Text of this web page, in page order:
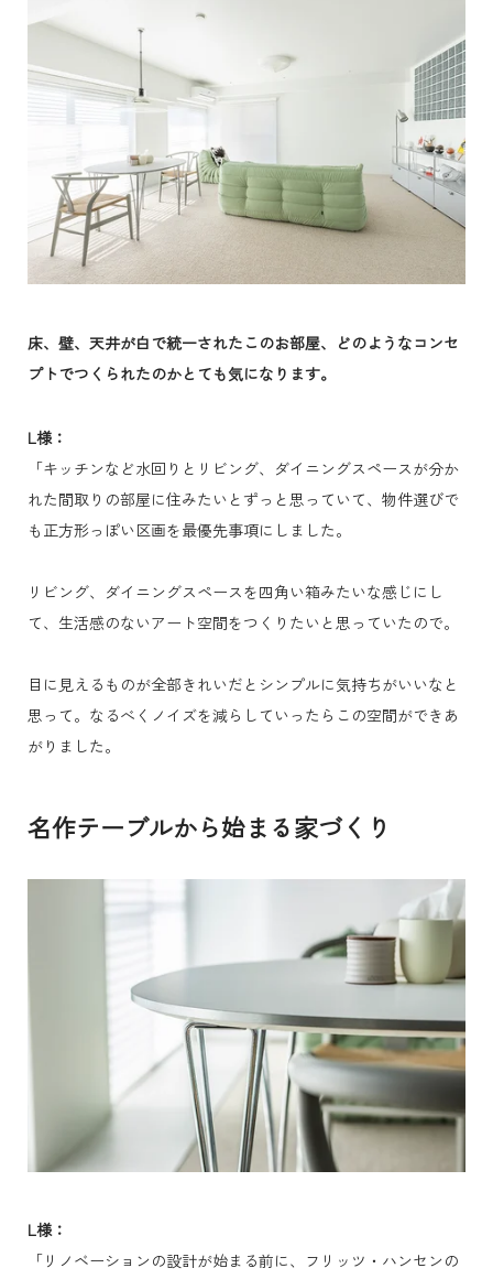
床、壁、天井が白で統一されたこのお部屋、どのようなコンセ
プトでつくられたのかとても気になります。
L様：
「キッチンなど水回りとリビング、ダイニングスペースが分か
れた間取りの部屋に住みたいとずっと思っていて、物件選びで
も正方形っぽい区画を最優先事項にしました。
リビング、ダイニングスペースを四角い箱みたいな感じにし
て、生活感のないアート空間をつくりたいと思っていたので。
目に見えるものが全部きれいだとシンプルに気持ちがいいなと
思って。なるべくノイズを減らしていったらこの空間ができあ
がりました。
名作テーブルから始まる家づくり
L様：
「リノベーションの設計が始まる前に、フリッツ・ハンセンの